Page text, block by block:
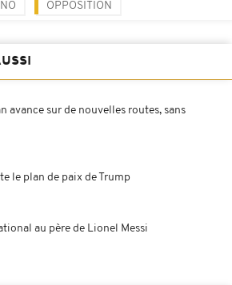
OPPOSITION
avance sur de nouvelles routes, sans
le plan de paix de Trump
au père de Lionel Messi